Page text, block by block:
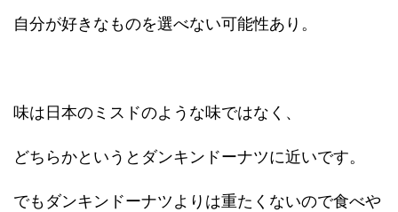
自分が好きなものを選べない可能性あり。
味は日本のミスドのような味ではなく、
どちらかというとダンキンドーナツに近いです。
でもダンキンドーナツよりは重たくないので食べや